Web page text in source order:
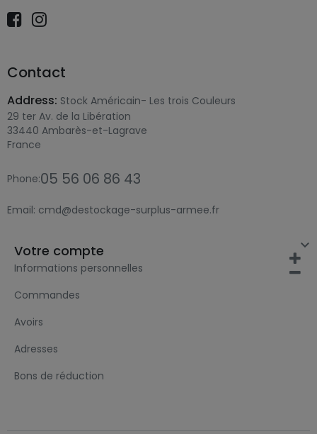
Contact
Address: Stock Américain- Les trois Couleurs
29 ter Av. de la Libération
33440 Ambarès-et-Lagrave
France
Phone:05 56 06 86 43
Email: cmd@destockage-surplus-armee.fr

Votre compte
Informations personnelles
Commandes
Avoirs
Adresses
Bons de réduction